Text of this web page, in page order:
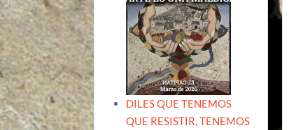
DILES QUE TENEMOS
QUE RESISTIR, TENEMOS